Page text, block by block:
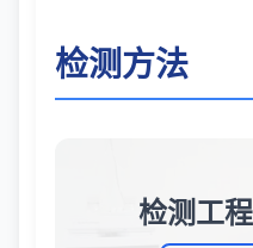
检测方法
检测工